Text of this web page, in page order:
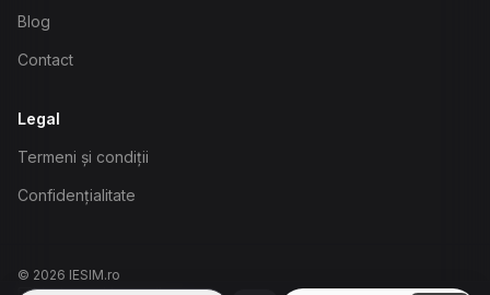
Blog
Contact
Legal
Termeni și condiții
Confidențialitate
© 2026 IESIM.ro